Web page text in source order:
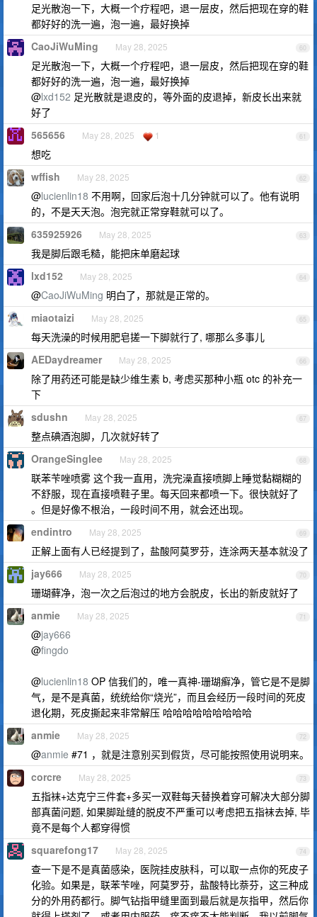
足光散泡一下，大概一个疗程吧，退一层皮，然后把现在穿的鞋
都好好的洗一遍，泡一遍，最好换掉
60
CaoJiWuMing May 28, 2025
足光散泡一下，大概一个疗程吧，退一层皮，然后把现在穿的鞋
都好好的洗一遍，泡一遍，最好换掉
@lxd152 足光散就是退皮的，等外面的皮退掉，新皮长出来就
好了
61
565656 May 28, 2025 1
想吃
62
wffish May 28, 2025
@lucienlin18 不用啊，回家后泡十几分钟就可以了。他有说明
的，不是天天泡。泡完就正常穿鞋就可以了。
63
635925926 May 28, 2025
我是脚后跟毛糙，能把床单磨起球
64
lxd152 May 28, 2025
@CaoJiWuMing 明白了，那就是正常的。
65
miaotaizi May 28, 2025
每天洗澡的时候用肥皂搓一下脚就行了, 哪那么多事儿
66
AEDaydreamer May 28, 2025
除了用药还可能是缺少维生素 b, 考虑买那种小瓶 otc 的补充一
下
67
sdushn May 28, 2025
整点碘酒泡脚，几次就好转了
68
OrangeSinglee May 28, 2025
联苯苄唑喷雾 这个我一直用，洗完澡直接喷脚上睡觉黏糊糊的
不舒服，现在直接喷鞋子里。每天回来都喷一下。很快就好了
。但是好像不根治，一段时间不用，就会还出现。
69
endintro May 28, 2025
正解上面有人已经提到了，盐酸阿莫罗芬，连涂两天基本就没了
70
jay666 May 28, 2025
珊瑚藓净，泡一次之后泡过的地方会脱皮，长出的新皮就好了
71
anmie May 28, 2025
@jay666
@fingdo
@lucienlin18 OP 信我们的，唯一真神-珊瑚癣净，管它是不是脚
气，是不是真菌，统统给你“烧光”，而且会经历一段时间的死皮
退化期，死皮撕起来非常解压 哈哈哈哈哈哈哈哈哈
72
anmie May 28, 2025
@anmie #71 ，就是注意别买到假货，尽可能按照使用说明来。
73
corcre May 28, 2025
五指袜+达克宁三件套+多买一双鞋每天替换着穿可解决大部分脚
部真菌问题, 如果脚趾缝的脱皮不严重可以考虑把五指袜去掉, 毕
竟不是每个人都穿得惯
74
squarefong17 May 28, 2025
查一下是不是真菌感染，医院挂皮肤科，可以取一点你的死皮子
化验。如果是，联苯苄唑，阿莫罗芬，盐酸特比萘芬，这三种成
分的外用药都行。脚气钻指甲缝里面到最后就是灰指甲，然后你